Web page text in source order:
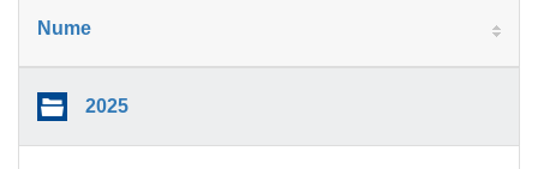
Nume
2025